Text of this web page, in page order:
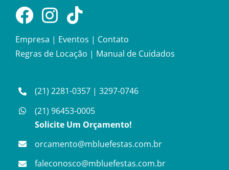
Empresa | Eventos | Contato
Regras de Locação | Manual de Cuidados
(21) 2281-0357 |3297-0746
(21) 96453-0005
Solicite Um Orçamento!
orcamento@mbluefestas.com.br
faleconosco@mbluefestas.com.br